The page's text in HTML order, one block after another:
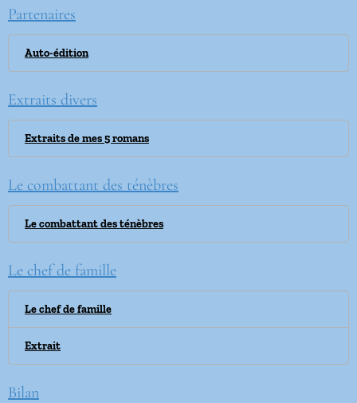
Partenaires
Auto-édition
Extraits divers
Extraits de mes 5 romans
Le combattant des ténèbres
Le combattant des ténèbres
Le chef de famille
Le chef de famille
Extrait
Bilan